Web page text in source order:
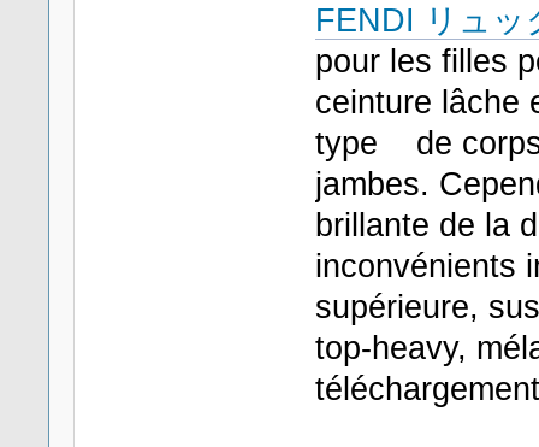
FENDI リュッ
pour les filles
ceinture lâche
type de corps
jambes.
brillante de la
inconvénients
supérieure,
top-heavy,